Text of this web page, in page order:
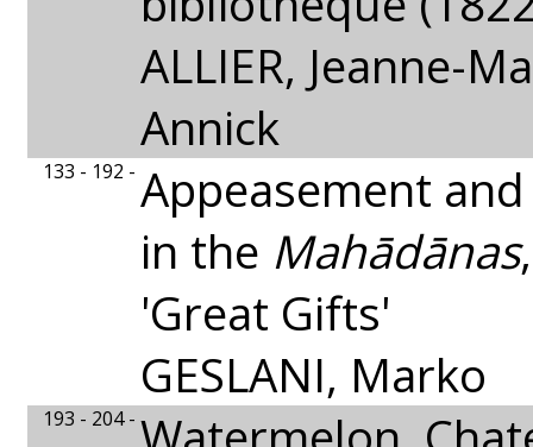
ALLIER, Jeanne-
Annick
133 - 192 - Appeasement
in the Mahādānas
'Great Gifts'
GESLANI, Marko
193 - 204 -